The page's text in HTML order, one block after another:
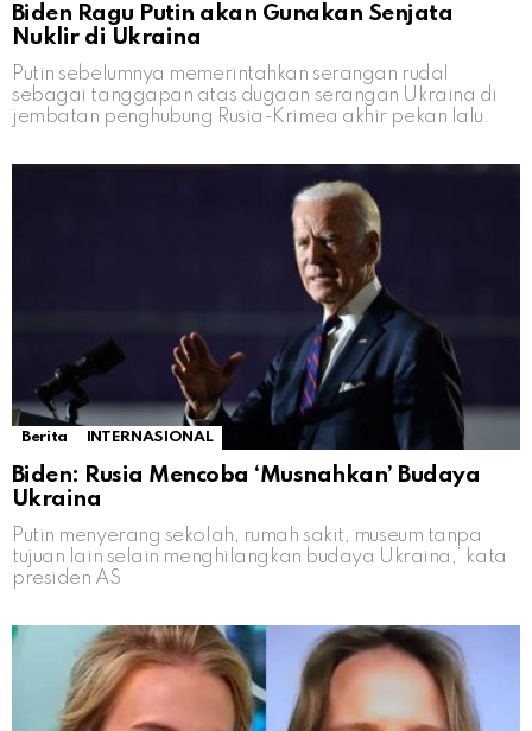
Biden Ragu Putin akan Gunakan Senjata
Nuklir di Ukraina
Putin sebelumnya memerintahkan serangan rudal
sebagai tanggapan atas dugaan serangan Ukraina di
jembatan penghubung Rusia-Krimea akhir pekan lalu.
Berita INTERNASIONAL
Biden: Rusia Mencoba ‘Musnahkan’ Budaya
Ukraina
Putin menyerang sekolah, rumah sakit, museum tanpa
tujuan lain selain menghilangkan budaya Ukraina,’ kata
presiden AS